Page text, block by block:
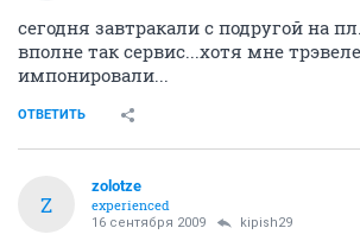
сегодня завтракали с подругой на
вполне так сервис...хотя мне
импонировали...
ОТВЕТИТЬ
Z
zolotze
experienced
16 сентября 2009 kipish29